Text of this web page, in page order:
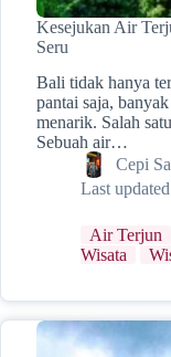
Kesejukan Air
Seru
Bali tidak hanya
pantai saja,
menarik. Salah
Sebuah air…
Cepi
Last
Air Terjun
Wisata